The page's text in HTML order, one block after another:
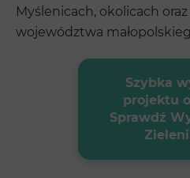
Myślenicach, okolicach
województwa
Szybka
projektu
Sprawdź